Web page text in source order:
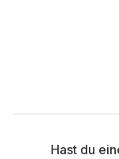
Hast du